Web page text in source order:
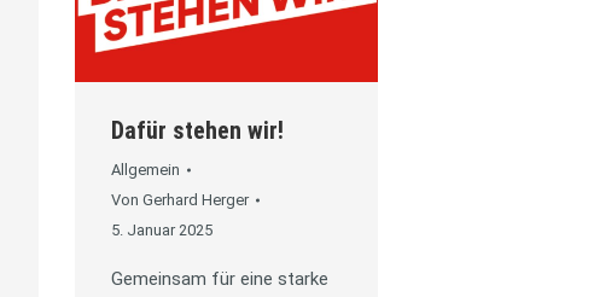
Dafür stehen wir!
Allgemein
Von Gerhard Herger
5. Januar 2025
Gemeinsam für eine starke